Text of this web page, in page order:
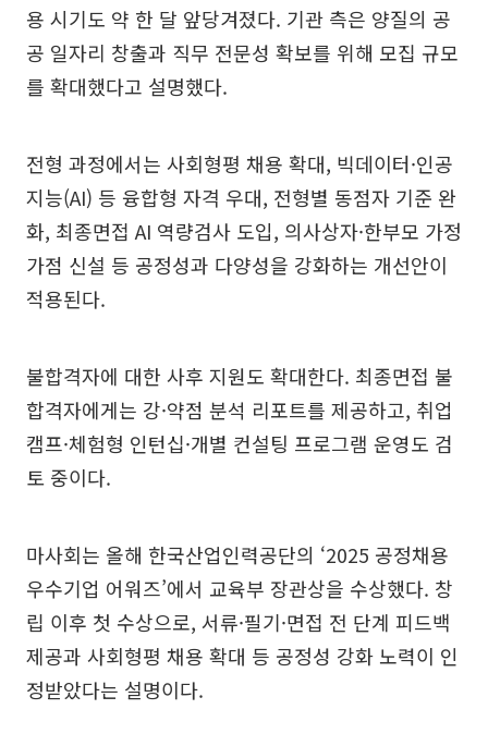
용 시기도 약 한 달 앞당겨졌다. 기관 측은 양질의 공
공 일자리 창출과 직무 전문성 확보를 위해 모집 규모
를 확대했다고 설명했다.
전형 과정에서는 사회형평 채용 확대, 빅데이터·인공
지능(AI) 등 융합형 자격 우대, 전형별 동점자 기준 완
화, 최종면접 AI 역량검사 도입, 의사상자·한부모 가정
가점 신설 등 공정성과 다양성을 강화하는 개선안이
적용된다.
불합격자에 대한 사후 지원도 확대한다. 최종면접 불
합격자에게는 강·약점 분석 리포트를 제공하고, 취업
캠프·체험형 인턴십·개별 컨설팅 프로그램 운영도 검
토 중이다.
마사회는 올해 한국산업인력공단의 ‘2025 공정채용
우수기업 어워즈’에서 교육부 장관상을 수상했다. 창
립 이후 첫 수상으로, 서류·필기·면접 전 단계 피드백
제공과 사회형평 채용 확대 등 공정성 강화 노력이 인
정받았다는 설명이다.